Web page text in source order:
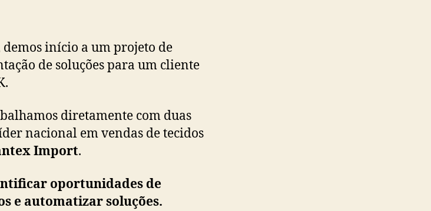
início a um projeto de
de soluções para um cliente
diretamente com duas
nacional em vendas de tecidos
Import.
oportunidades de
e automatizar soluções.